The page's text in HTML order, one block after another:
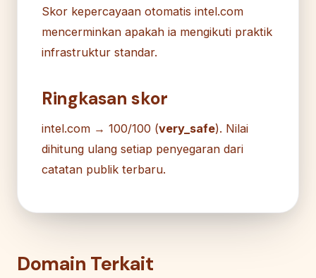
Skor kepercayaan otomatis intel.com
mencerminkan apakah ia mengikuti praktik
infrastruktur standar.
Ringkasan skor
intel.com → 100/100 (very_safe). Nilai
dihitung ulang setiap penyegaran dari
catatan publik terbaru.
Domain Terkait